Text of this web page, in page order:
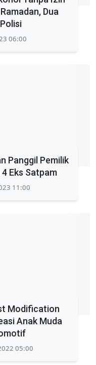
Dua
06:00
Panggil Pemilik
Eks Satpam
11:00
Modification
Anak Muda
05:00